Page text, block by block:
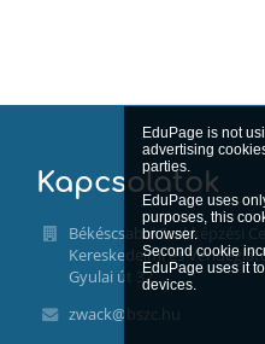
EduPage is not
advertising
parties.
EduPage uses
purposes, this
browser.
Second cookie
EduPage uses it
Kapcsolatok
Békéscsabai Szakképzési
Kereskedelmi és
Gyulai út 32.
zwack@bszc.hu